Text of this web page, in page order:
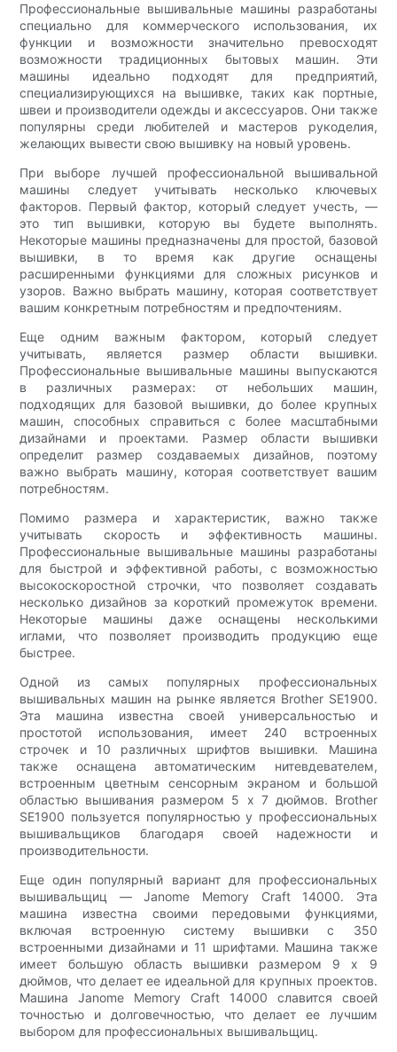
Профессиональные вышивальные машины разработаны
специально для коммерческого использования, их
функции и возможности значительно превосходят
возможности традиционных бытовых машин. Эти
машины идеально подходят для предприятий,
специализирующихся на вышивке, таких как портные,
швеи и производители одежды и аксессуаров. Они также
популярны среди любителей и мастеров рукоделия,
желающих вывести свою вышивку на новый уровень.
При выборе лучшей профессиональной вышивальной
машины следует учитывать несколько ключевых
факторов. Первый фактор, который следует учесть, —
это тип вышивки, которую вы будете выполнять.
Некоторые машины предназначены для простой, базовой
вышивки, в то время как другие оснащены
расширенными функциями для сложных рисунков и
узоров. Важно выбрать машину, которая соответствует
вашим конкретным потребностям и предпочтениям.
Еще одним важным фактором, который следует
учитывать, является размер области вышивки.
Профессиональные вышивальные машины выпускаются
в различных размерах: от небольших машин,
подходящих для базовой вышивки, до более крупных
машин, способных справиться с более масштабными
дизайнами и проектами. Размер области вышивки
определит размер создаваемых дизайнов, поэтому
важно выбрать машину, которая соответствует вашим
потребностям.
Помимо размера и характеристик, важно также
учитывать скорость и эффективность машины.
Профессиональные вышивальные машины разработаны
для быстрой и эффективной работы, с возможностью
высокоскоростной строчки, что позволяет создавать
несколько дизайнов за короткий промежуток времени.
Некоторые машины даже оснащены несколькими
иглами, что позволяет производить продукцию еще
быстрее.
Одной из самых популярных профессиональных
вышивальных машин на рынке является Brother SE1900.
Эта машина известна своей универсальностью и
простотой использования, имеет 240 встроенных
строчек и 10 различных шрифтов вышивки. Машина
также оснащена автоматическим нитевдевателем,
встроенным цветным сенсорным экраном и большой
областью вышивания размером 5 x 7 дюймов. Brother
SE1900 пользуется популярностью у профессиональных
вышивальщиков благодаря своей надежности и
производительности.
Еще один популярный вариант для профессиональных
вышивальщиц — Janome Memory Craft 14000. Эта
машина известна своими передовыми функциями,
включая встроенную систему вышивки с 350
встроенными дизайнами и 11 шрифтами. Машина также
имеет большую область вышивки размером 9 x 9
дюймов, что делает ее идеальной для крупных проектов.
Машина Janome Memory Craft 14000 славится своей
точностью и долговечностью, что делает ее лучшим
выбором для профессиональных вышивальщиц.